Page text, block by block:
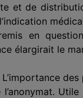
et de
en
élargirait le